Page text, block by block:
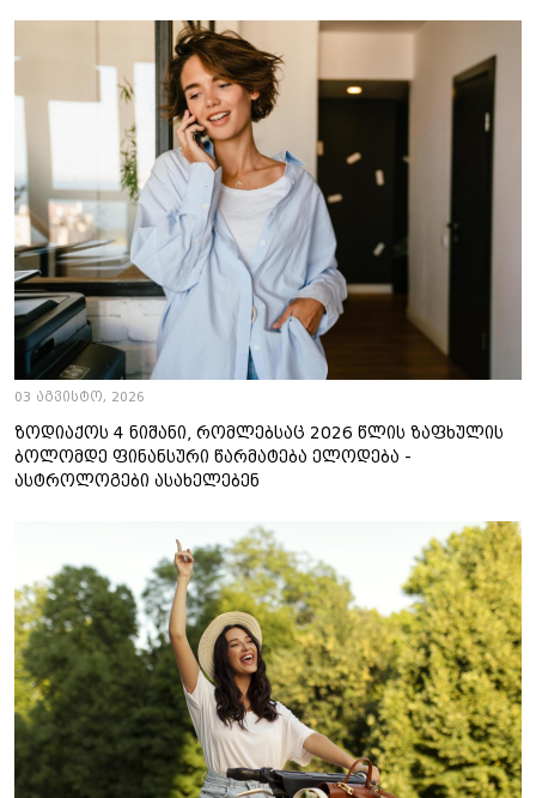
03 აგვისტო, 2026
ზოდიაქოს 4 ნიშანი, რომლებსაც 2026 წლის ზაფხულის
ბოლომდე ფინანსური წარმატება ელოდება -
ასტროლოგები ასახელებენ